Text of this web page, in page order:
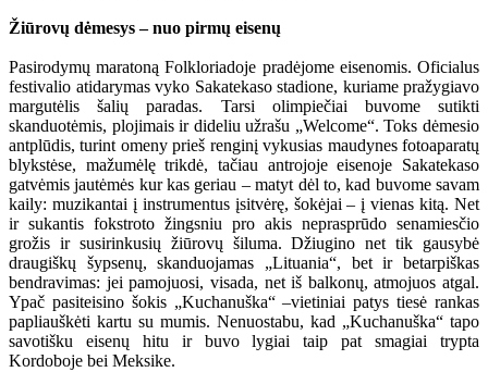
Žiūrovų dėmesys – nuo pirmų eisenų
Pasirodymų maratoną Folkloriadoje pradėjome eisenomis. Oficialus
festivalio atidarymas vyko Sakatekaso stadione, kuriame pražygiavo
margutėlis šalių paradas. Tarsi olimpiečiai buvome sutikti
skanduotėmis, plojimais ir dideliu užrašu „Welcome“. Toks dėmesio
antplūdis, turint omeny prieš renginį vykusias maudynes fotoaparatų
blykstėse, mažumėlę trikdė, tačiau antrojoje eisenoje Sakatekaso
gatvėmis jautėmės kur kas geriau – matyt dėl to, kad buvome savam
kaily: muzikantai į instrumentus įsitvėrę, šokėjai – į vienas kitą. Net
ir sukantis fokstroto žingsniu pro akis neprasprūdo senamiesčio
grožis ir susirinkusių žiūrovų šiluma. Džiugino net tik gausybė
draugiškų šypsenų, skanduojamas „Lituania“, bet ir betarpiškas
bendravimas: jei pamojuosi, visada, net iš balkonų, atmojuos atgal.
Ypač pasiteisino šokis „Kuchanuška“ –vietiniai patys tiesė rankas
papliauškėti kartu su mumis. Nenuostabu, kad „Kuchanuška“ tapo
savotišku eisenų hitu ir buvo lygiai taip pat smagiai trypta
Kordoboje bei Meksike.